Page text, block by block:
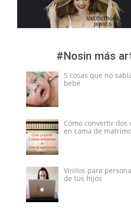
#Nosin más
5 cosas que no
bebé
Cómo convertir
en cama de
Vinilos para
de tus hijos